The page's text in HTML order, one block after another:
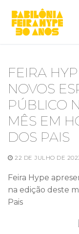
para
FEIRA
NOVOS
PÚBLICO
MÊS EM
DOS PAIS
22 DE JULHO DE
Feira Hype
na edição deste
Pais